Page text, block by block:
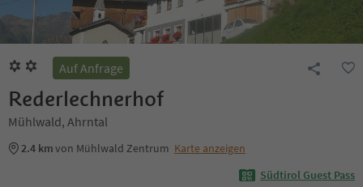
Auf Anfrage
Rederlechnerhof
Mühlwald, Ahrntal
2.4 kmvon Mühlwald Zentrum Karte anzeigen
Südtirol Guest Pass